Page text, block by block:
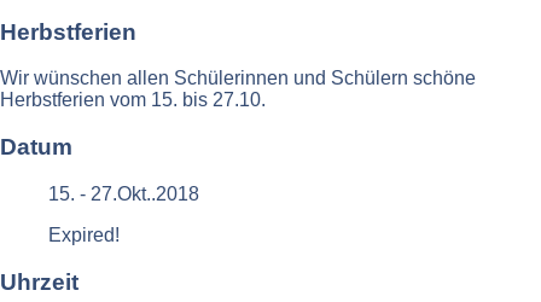
Herbstferien
Wir wünschen allen Schülerinnen und Schülern schöne
Herbstferien vom 15. bis 27.10.
Datum
15. - 27.Okt..2018
Expired!
Uhrzeit